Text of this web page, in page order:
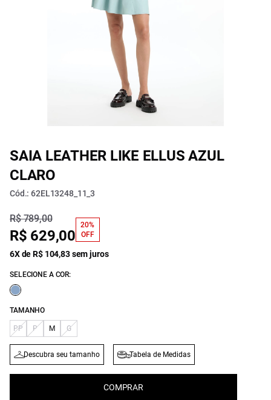
SAIA LEATHER LIKE ELLUS AZUL
CLARO
Cód.: 62EL13248_11_3
R$ 789,00
R$ 629,00
20%
OFF
6X de R$ 104,83 sem juros
SELECIONE A COR:
TAMANHO
PP P M G
Descubra seu tamanho Tabela de Medidas
COMPRAR